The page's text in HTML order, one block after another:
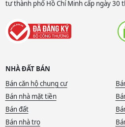
tư thành phố Hồ Chí Minh cấp ngày 30
NHÀ ĐẤT BÁN
Bán căn hộ chung cư
Bán nhà mặt tiền
Bán đất
Bán nhà trọ